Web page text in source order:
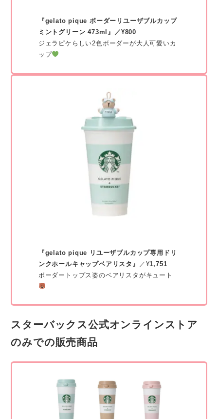
『gelato pique ボーダーリユーザブルカップ
ミントグリーン 473ml』／¥800
ジェラピケらしい2色ボーダーが大人可愛いカ
ップ
『gelato pique リユーザブルカップ専用ドリ
ンクホールキャップベアリスタ』
／¥1,751
ボーダートップス姿のベアリスタがキュート
スターバックス公式オンラインストア
のみでの販売商品